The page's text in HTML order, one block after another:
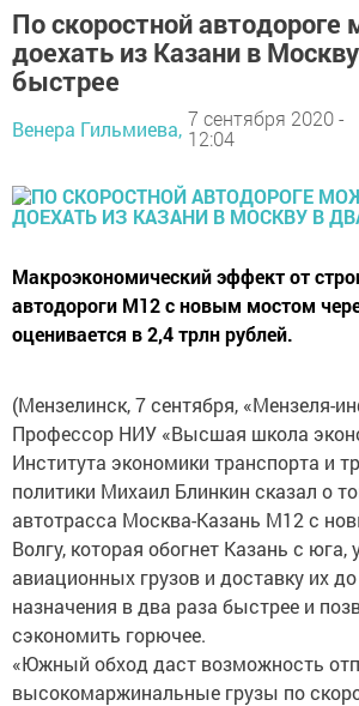
По скоростной
доехать из Казани в
быстрее
Венера Гильмиева, 7 сентября 2020 -
12:04
Макроэкономический эффект от
автодороги М12 с новым мостом
оценивается в 2,4 трлн рублей.
(Мензелинск, 7 сентября, «Мензеля-
Профессор НИУ «Высшая школа
Института экономики транспорта и
политики Михаил Блинкин сказал о
автотрасса Москва-Казань М12 с
Волгу, которая обогнет Казань с юга,
авиационных грузов и доставку их
назначения в два раза быстрее и
сэкономить горючее.
«Южный обход даст возможность
высокомаржинальные грузы по